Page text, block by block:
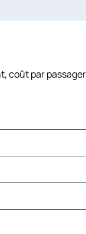
coût par